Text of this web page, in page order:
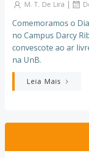
M. T. De Lira |
Comemoramos o
no Campus Darcy
convescote ao ar
na UnB.
Leia Mais
Pesquisar